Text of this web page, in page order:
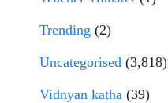
Trending (2)
Uncategorised (3,818)
Vidnyan katha (39)